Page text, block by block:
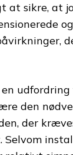
at sikre, at
den
der
Selvom